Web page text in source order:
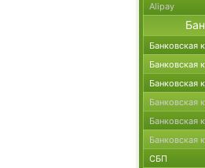
Alipay
Банковская
Банковская
Банковская
Банковская
Банковская
Банковская
СБП